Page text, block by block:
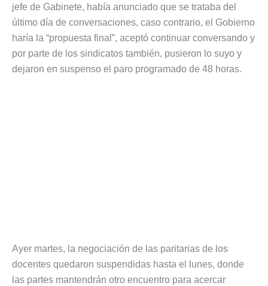
jefe de Gabinete, había anunciado que se trataba del
último día de conversaciones, caso contrario, el Gobierno
haría la “propuesta final”, aceptó continuar conversando y
por parte de los sindicatos también, pusieron lo suyo y
dejaron en suspenso el paro programado de 48 horas.
Ayer martes, la negociación de las paritarias de los
docentes quedaron suspendidas hasta el lunes, donde
las partes mantendrán otro encuentro para acercar